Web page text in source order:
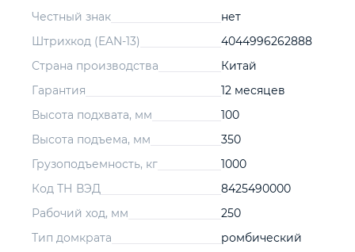
Честный знак
нет
Штрихкод (EAN-13)
4044996262888
Страна производства
Китай
Гарантия
12 месяцев
Высота подхвата, мм
100
Высота подъема, мм
350
Грузоподъемность, кг
1000
Код ТН ВЭД
8425490000
Рабочий ход, мм
250
Тип домкрата
ромбический